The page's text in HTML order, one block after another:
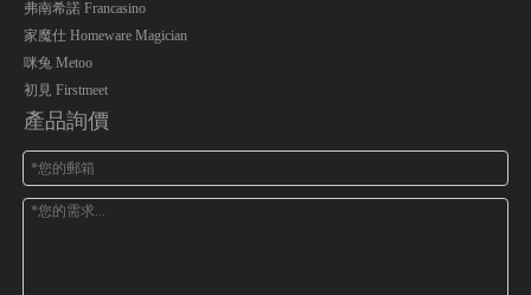
弗南希諾 Francasino
家魔仕 Homeware Magician
咪兔 Metoo
初見 Firstmeet
產品詢價